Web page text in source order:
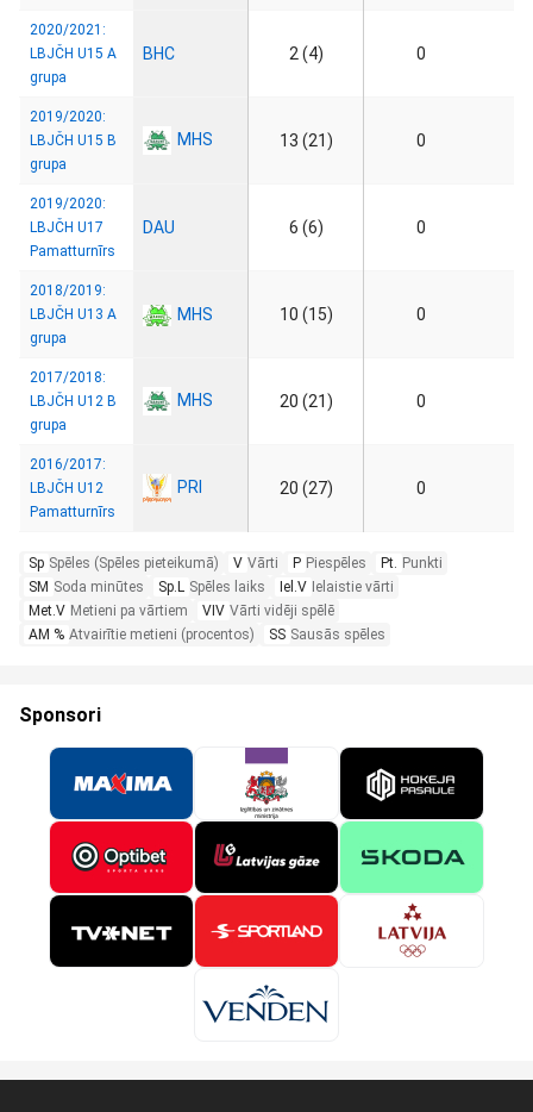
2020/2021:
LBJČH U15 A
grupa
BHC 2 (4) 0
2019/2020:
LBJČH U15 B
grupa
MHS 13 (21) 0
2019/2020:
LBJČH U17
Pamatturnīrs
DAU 6 (6) 0
2018/2019:
LBJČH U13 A
grupa
MHS 10 (15) 0
2017/2018:
LBJČH U12 B
grupa
MHS 20 (21) 0
2016/2017:
LBJČH U12
Pamatturnīrs
PRI 20 (27) 0
Sp Spēles (Spēles pieteikumā) V Vārti P Piespēles Pt. Punkti
SM Soda minūtes Sp.L Spēles laiks Iel.V Ielaistie vārti
Met.V Metieni pa vārtiem VIV Vārti vidēji spēlē
AM % Atvairītie metieni (procentos) SS Sausās spēles
Sponsori